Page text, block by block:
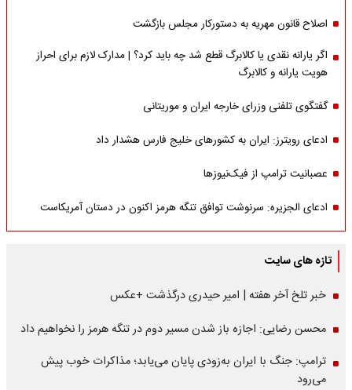
اصلاح قانون مهریه به دستورکار مجلس بازگشت
اگر یارانه نقدی یا کالابرگ قطع شد چه باید کرد؟ | مدارک لازم برای احراز
هویت یارانه و کالابرگ
گفتگوی تلفنی وزرای خارجه ایران و موریتانی
ادعای رویترز: ایران به کشورهای خلیج فارس هشدار داد
عصبانیت ترامپ از فیک‌نیوزها
ادعای الجزیره: سرنوشت توافق تنگه هرمز اکنون در دستان آمریکاست
تازه های سایت
خبر تلخ آخر هفته | امیر حیدری درگذشت +عکس
محسن رضایی: اجازه باز شدن مسیر دوم در تنگه هرمز را نخواهیم داد
ترامپ: جنگ با ایران به‌زودی پایان می‌یابد؛ مذاکرات خوب پیش
می‌رود